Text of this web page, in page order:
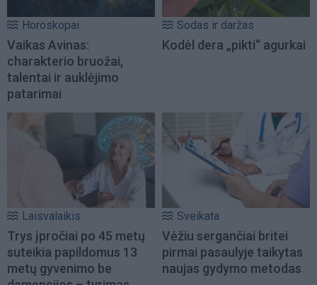
Horoskopai
Vaikas Avinas:
charakterio bruožai,
talentai ir auklėjimo
patarimai
Sodas ir daržas
Kodėl dera „pikti“ agurkai
Laisvalaikis
Trys įpročiai po 45 metų
suteikia papildomus 13
metų gyvenimo be
Sveikata
Vėžiu sergančiai britei
pirmai pasaulyje taikytas
naujas gydymo metodas